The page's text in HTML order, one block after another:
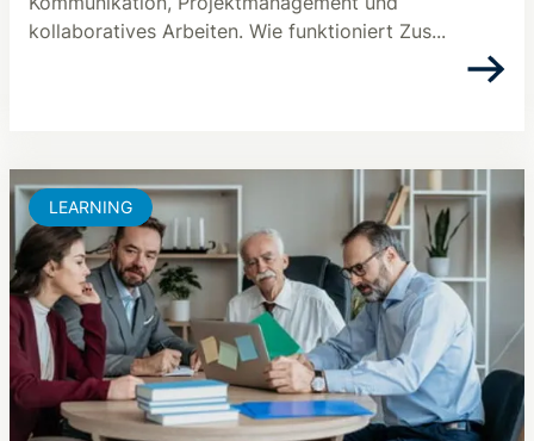
kollaboratives Arbeiten. Wie funktioniert Zus...
LEARNING